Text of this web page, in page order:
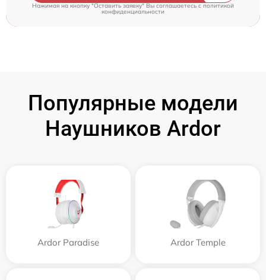
Нажимая на кнопку "Оставить заявку" Вы соглашаетесь cполитикой
конфиденциальности
Популярные модели
Наушников Ardor
Ardor Paradise Ardor Temple